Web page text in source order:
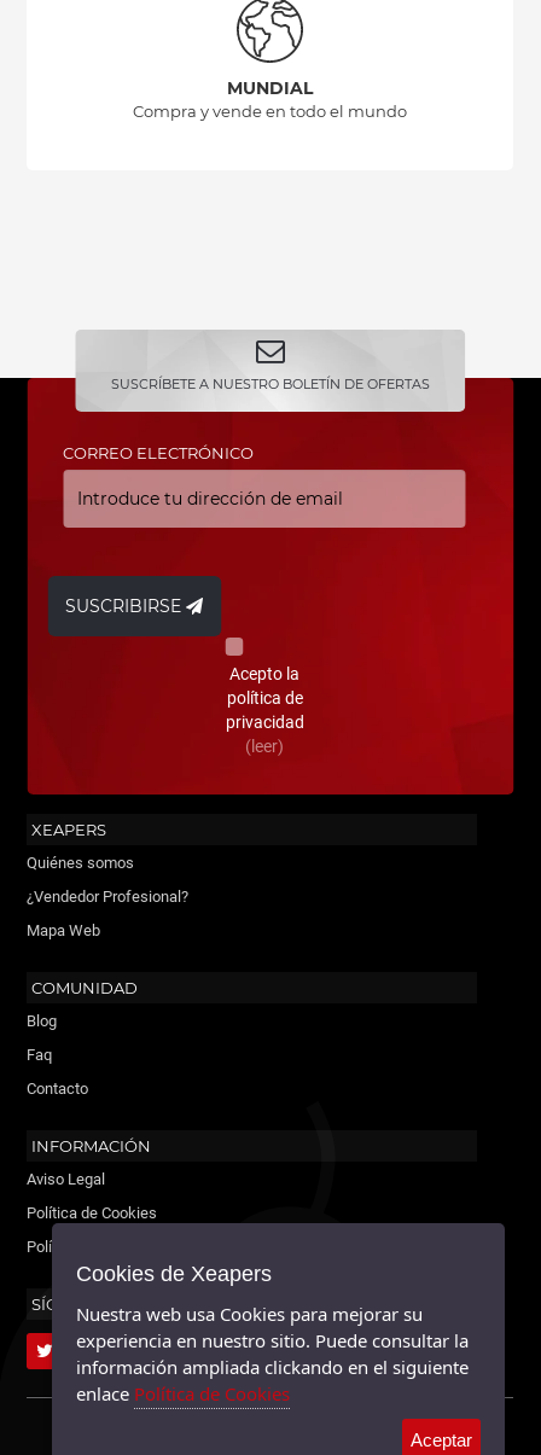
MUNDIAL
Compra y vende en todo el mundo
SUSCRÍBETE A NUESTRO BOLETÍN DE OFERTAS
CORREO ELECTRÓNICO
SUSCRIBIRSE
Acepto la
política de
privacidad
(leer)
XEAPERS
Quiénes somos
¿Vendedor Profesional?
Mapa Web
COMUNIDAD
Blog
Faq
Contacto
INFORMACIÓN
Aviso Legal
Política de Cookies
Política de Privacidad
SÍGUENOS
XEAPERS ©2026 - TODOS LOS DERECHOS RESERVADOS.
Cookies de Xeapers
Nuestra web usa Cookies para mejorar su
experiencia en nuestro sitio. Puede consultar la
información ampliada clickando en el siguiente
enlace Política de Cookies
Aceptar